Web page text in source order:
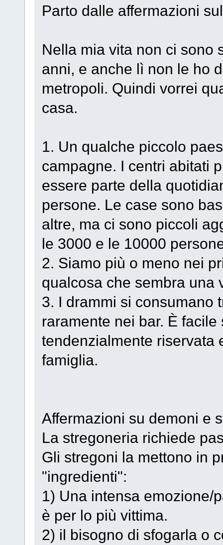
Parto dalle affermazioni
Nella mia vita non ci sono
anni, e anche lì non le ho
metropoli. Quindi vorrei
casa.
1. Un qualche piccolo
campagne. I centri abitati
essere parte della
persone. Le case sono
altre, ma ci sono piccoli
le 3000 e le 10000
2. Siamo più o meno nei
qualcosa che sembra una
3. I drammi si consumano
raramente nei bar. È
tendenzialmente riservata
famiglia.
Affermazioni su demoni e
La stregoneria richiede
Gli stregoni la mettono in
"ingredienti":
1) Una intensa emozione/
è per lo più vittima.
2) il bisogno di sfogarla o